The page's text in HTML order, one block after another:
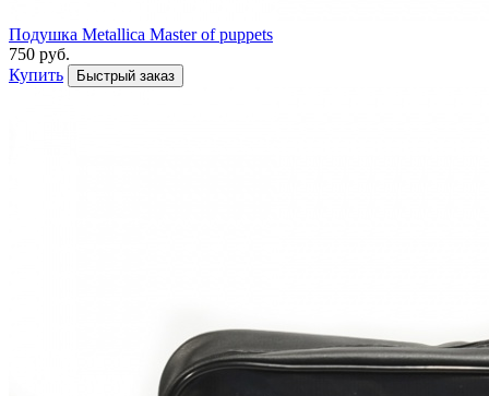
Подушка Metallica Master of puppets
750 руб.
Купить
Быстрый заказ